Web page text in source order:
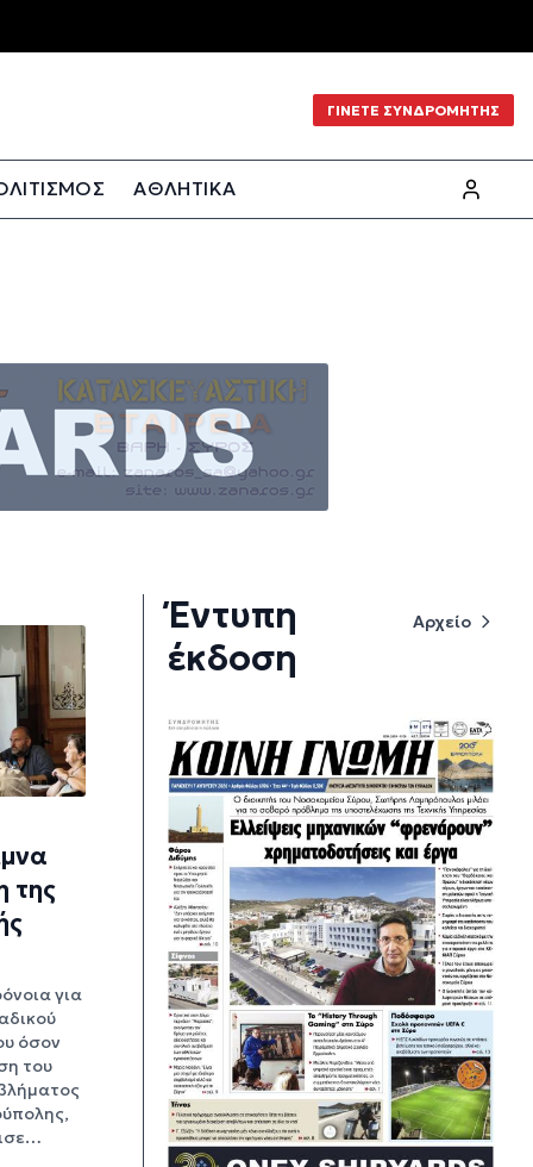
ΓΙΝΕΤΕ ΣΥΝΔΡΟΜΗΤΗΣ
ΑΘΛΗΤΙΚΑ
της
για
όσον
του
Έντυπη
έκδοση
Αρχείο